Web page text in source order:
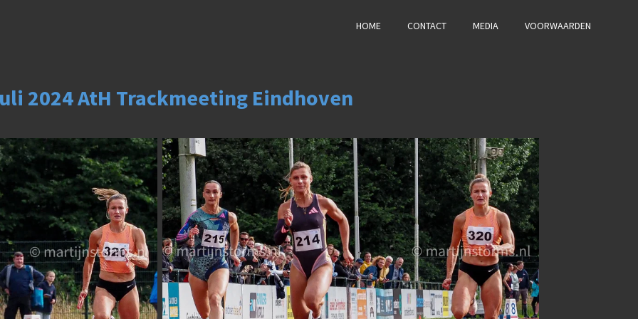
HOME CONTACT MEDIA VOORWAARDEN
2024 AtH Trackmeeting Eindhoven